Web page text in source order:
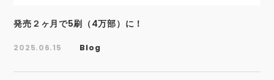
発売２ヶ月で5刷（4万部）に！
2025.06.15 Blog